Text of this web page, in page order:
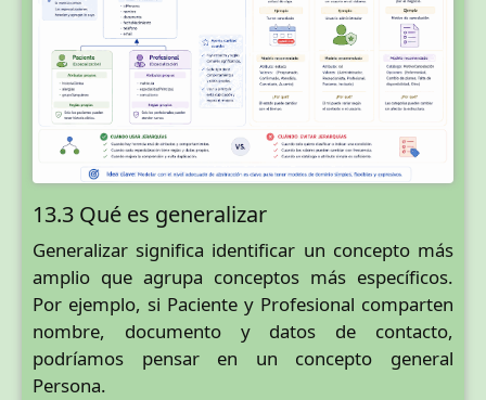
13.3 Qué es generalizar
Generalizar significa identificar un concepto más
amplio que agrupa conceptos más específicos.
Por ejemplo, si Paciente y Profesional comparten
nombre, documento y datos de contacto,
podríamos pensar en un concepto general
Persona.